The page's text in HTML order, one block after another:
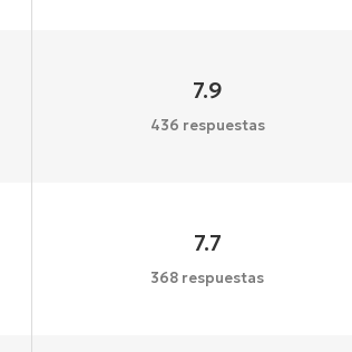
7.9
436 respuestas
7.7
368 respuestas